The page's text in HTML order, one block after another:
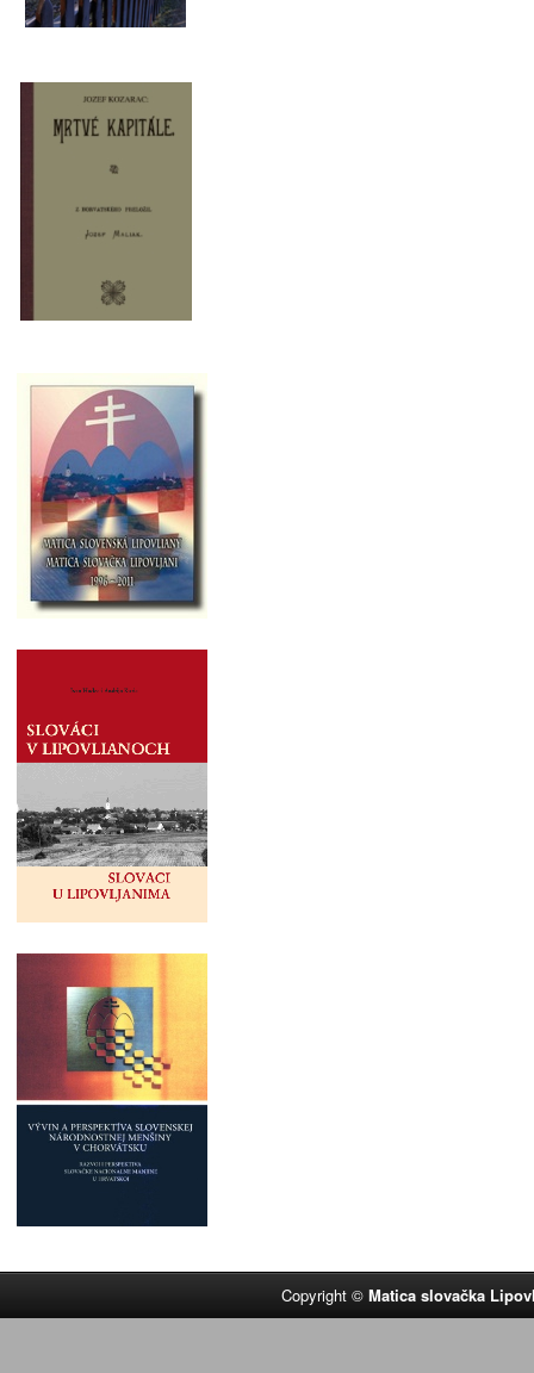
Copyright ©Matica slovačka